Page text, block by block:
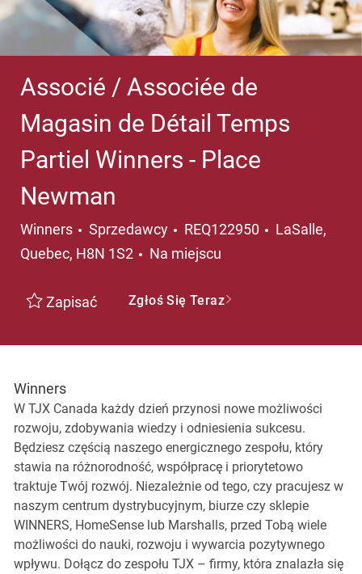
Associé / Associée de
Magasin de Détail Temps
Partiel Winners - Place
Newman
Winners Kategoria
Sprzedawcy REQ122950 Lokalizacja
LaSalle,
Quebec, H8N 1S2
Na miejscu
Zapisać Zgłoś Się Teraz
Winners
W TJX Canada każdy dzień przynosi nowe możliwości
rozwoju, zdobywania wiedzy i odniesienia sukcesu.
Będziesz częścią naszego energicznego zespołu, który
stawia na różnorodność, współpracę i priorytetowo
traktuje Twój rozwój. Niezależnie od tego, czy pracujesz w
naszym centrum dystrybucyjnym, biurze czy sklepie
WINNERS, HomeSense lub Marshalls, przed Tobą wiele
możliwości do nauki, rozwoju i wywarcia pozytywnego
wpływu. Dołącz do zespołu TJX – firmy, która znalazła się